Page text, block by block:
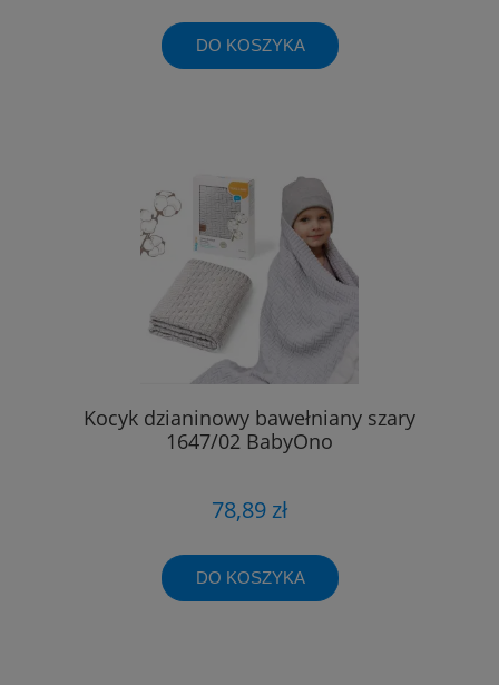
DO KOSZYKA
Kocyk dzianinowy bawełniany szary
1647/02 BabyOno
78,89 zł
DO KOSZYKA